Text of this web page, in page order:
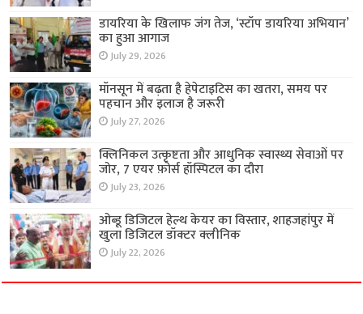
डायरिया के खिलाफ जंग तेज, ‘स्टॉप डायरिया अभियान’
का हुआ आगाज
July 29, 2026
मॉनसून में बढ़ता है हेपेटाइटिस का खतरा, समय पर
पहचान और इलाज है जरूरी
July 27, 2026
क्लिनिकल उत्कृष्टता और आधुनिक स्वास्थ्य सेवाओं पर
जोर, 7 एयर फ़ोर्स हॉस्पिटल का दौरा
July 23, 2026
ओब्डू डिजिटल हेल्थ केयर का विस्तार, शाहजहांपुर में
खुला डिजिटल डॉक्टर क्लीनिक
July 22, 2026